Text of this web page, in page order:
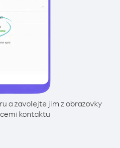
a zavolejte jim z obrazovky
kontaktu